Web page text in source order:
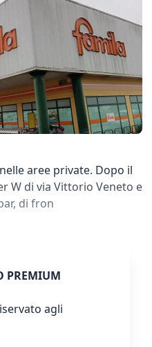
aree private. Dopo il
W di via Vittorio Veneto e
di fron
PREMIUM
agli